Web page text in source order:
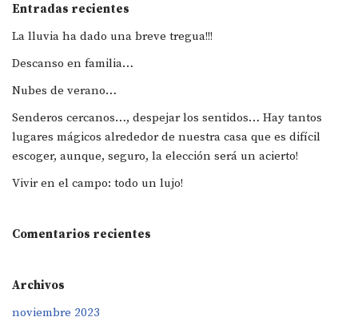
Entradas recientes
La lluvia ha dado una breve tregua!!!
Descanso en familia…
Nubes de verano…
Senderos cercanos…, despejar los sentidos… Hay tantos
lugares mágicos alrededor de nuestra casa que es difícil
escoger, aunque, seguro, la elección será un acierto!
Vivir en el campo: todo un lujo!
Comentarios recientes
Archivos
noviembre 2023